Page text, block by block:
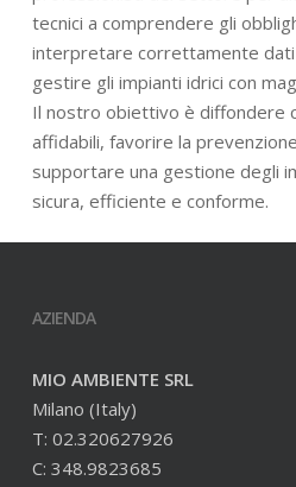
tecnici a comprendere gli
interpretare correttamente dati
gestire gli impianti idrici con
Il nostro obiettivo è diffondere
affidabili, favorire la
supportare una gestione degli
sicura, efficiente e conforme.
AZIENDA
MIO AMBIENTE SRL
Milano (Italy)
T: 02.320627926
C: 348.9823685